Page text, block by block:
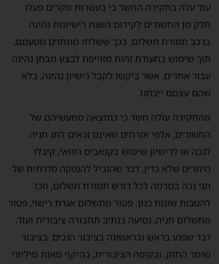
עוד עלה בחקירה החשד כי בעשרות מקרים פעלו
חלק מן החשודים לקידום השגת רישיונות נהיגה
ברכב תמורת תשלום, בכך ששלחו מתחזים מטעמם,
תוך שימוש בתעודת זהות מזוייפת לבצע מבחן נהיגה
עבור אחרים, אשר ביקשו לקבל רישיון נהיגה, בלא
שהם עצמם ייבחנו.
מהחקירה עולה חשד כי כתוצאה ממעשיהם של
החשודים, אלפי אזרחים שאינם זכאים לתג חניה
לנכה או לרישיון שימוש בקנאביס רפואי, קיבלו
היתרים שלא כדין, דבר שהוביל להנפקה סדרתית של
תגי נכה במרמה לכל דורש תמורת תשלום, וזכו
להטבות שונות כגון: פטור מתשלום אגרת רישוי, פטור
מתשלום חניה, נסיעה בנתיב תחבורה ציבורית ועוד,
דבר שפגע בראש ובראשונה בציבור הנכים, בציבור
שומר החוק, ובקופה הציבורית, בהיקף מאות מיליוני